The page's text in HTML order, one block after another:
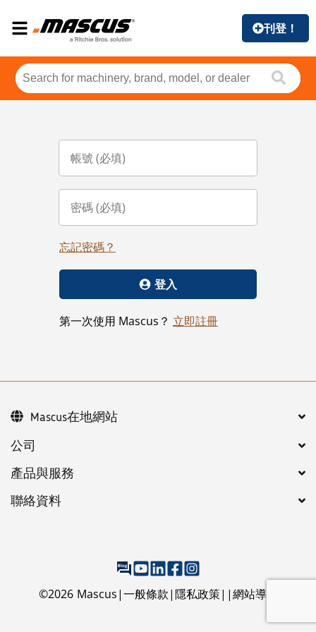
刊登！
忘記密碼？
登入
第一次使用 Mascus？ 立即註冊
公司
產品與服務
聯絡資料
©2026 Mascus 一般條款 隱私政策 網站導覽
Mascus在地網站